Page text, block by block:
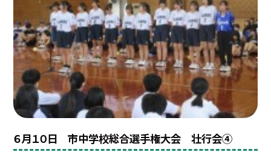
６月１０日 市中学校総合選手権大会 壮行会④